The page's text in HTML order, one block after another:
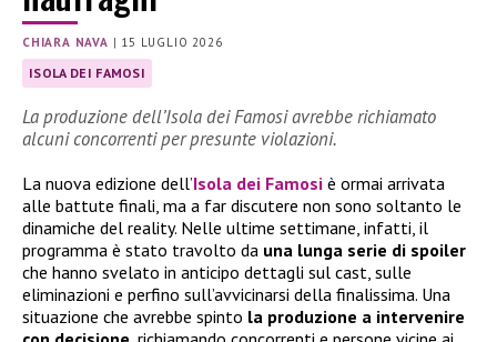
CHIARA NAVA | 15 LUGLIO 2026
ISOLA DEI FAMOSI
La produzione dell’Isola dei Famosi avrebbe richiamato
alcuni concorrenti per presunte violazioni.
La nuova edizione dell’Isola dei Famosi è ormai arrivata
alle battute finali, ma a far discutere non sono soltanto le
dinamiche del reality. Nelle ultime settimane, infatti, il
programma è stato travolto da una lunga serie di spoiler
che hanno svelato in anticipo dettagli sul cast, sulle
eliminazioni e perfino sull’avvicinarsi della finalissima. Una
situazione che avrebbe spinto la produzione a intervenire